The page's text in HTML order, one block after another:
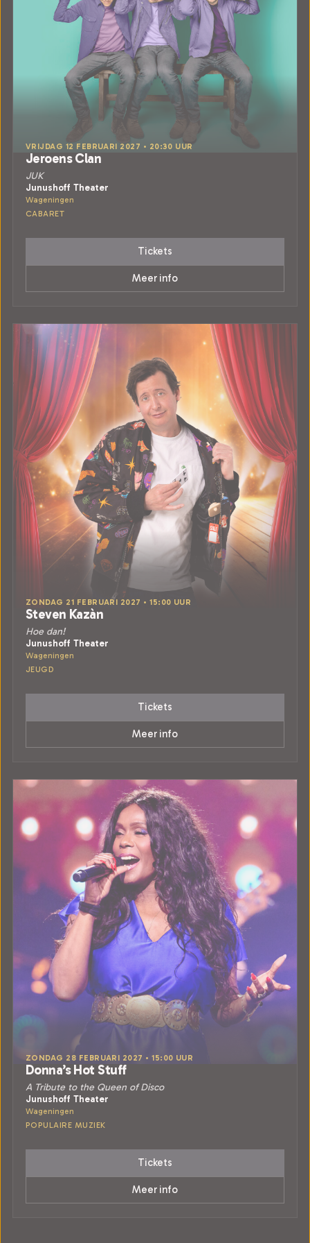
VRIJDAG 12 FEBRUARI 2027 • 20:30 UUR
Jeroens Clan
JUK
Junushoff Theater
Wageningen
CABARET
Tickets
Meer info
ZONDAG 21 FEBRUARI 2027 • 15:00 UUR
Steven Kazàn
Hoe dan!
Junushoff Theater
Wageningen
JEUGD
Tickets
Meer info
ZONDAG 28 FEBRUARI 2027 • 15:00 UUR
Donna’s Hot Stuff
A Tribute to the Queen of Disco
Junushoff Theater
Wageningen
POPULAIRE MUZIEK
Tickets
Meer info